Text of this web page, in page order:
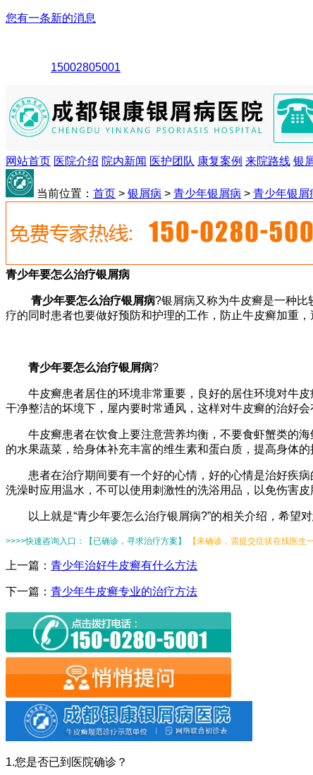
您有一条新的消息
15002805001
网站首页 医院介绍 院内新闻 医护团队 康复案例 来院路线 银
当前位置： 首页 > 银屑病 > 青少年银屑病 > 青少年银屑
青少年要怎么治疗银屑病
青少年要怎么治疗银屑病?银屑病又称为牛皮癣是一种
疗的同时患者也要做好预防和护理的工作，防止牛皮癣加重
青少年要怎么治疗银屑病?
牛皮癣患者居住的环境非常重要，良好的居住环境对牛皮
干净整洁的坏境下，屋内要时常通风，这样对牛皮癣的治好
牛皮癣患者在饮食上要注意营养均衡，不要食虾蟹类的海
的水果蔬菜，给身体补充丰富的维生素和蛋白质，提高身体的
患者在治疗期间要有一个好的心情，好的心情是治好疾病
洗澡时应用温水，不可以使用刺激性的洗浴用品，以免伤害皮
以上就是“青少年要怎么治疗银屑病?”的相关介绍，希望对
>>>>快速咨询入口：【已确诊，寻求治疗方案】 【未确诊，需提交症状在线医
上一篇： 青少年治好牛皮癣有什么方法
下一篇： 青少年牛皮癣专业的治疗方法
1.您是否已到医院确诊？